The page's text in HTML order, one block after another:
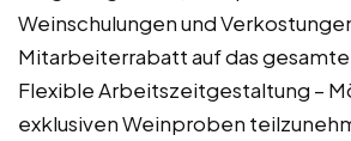
Weinschulungen und
Mitarbeiterrabatt auf das
Flexible Arbeitszeitgestaltung –
exklusiven Weinproben